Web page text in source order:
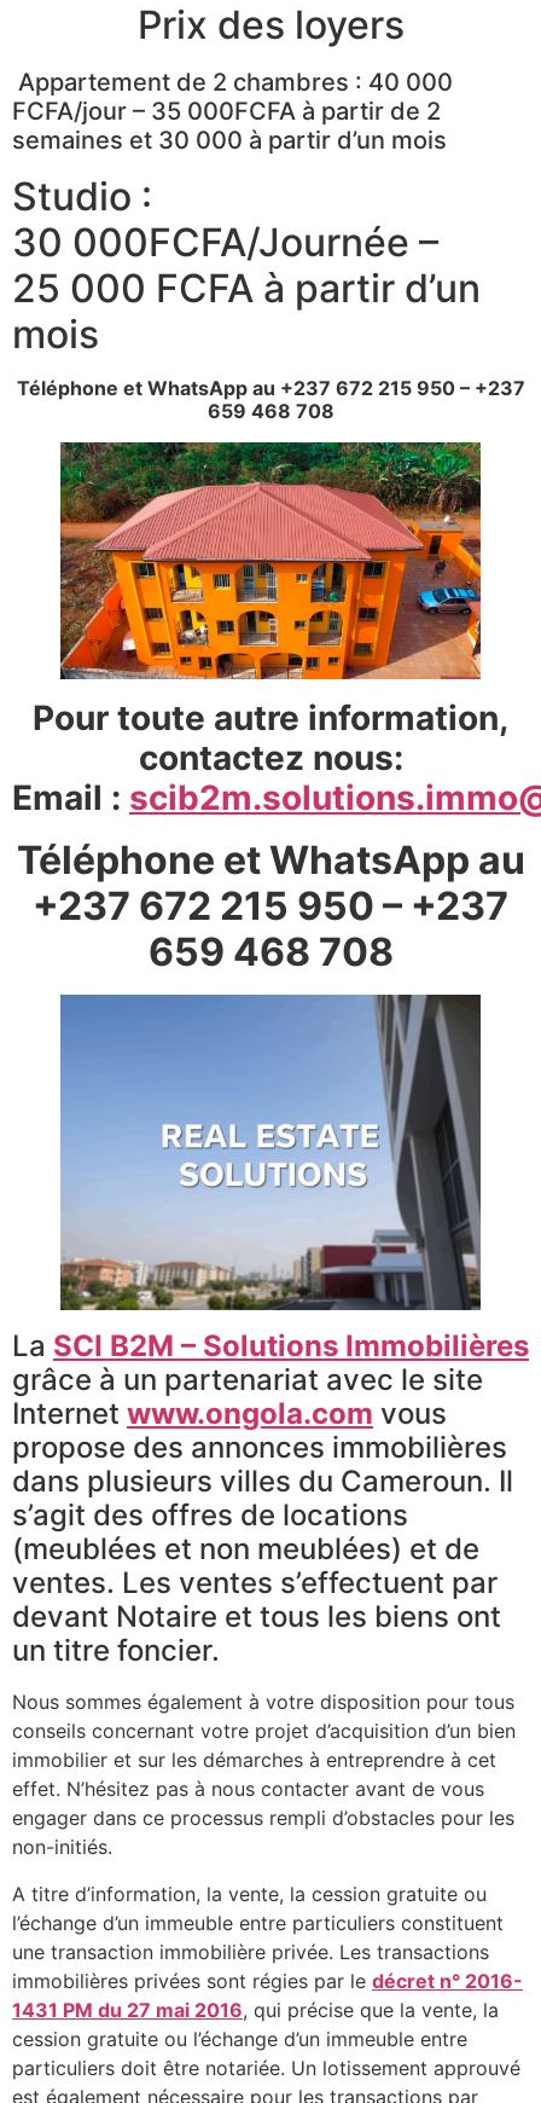
Prix des loyers
Appartement de 2 chambres : 40 000
FCFA/jour – 35 000FCFA à partir de 2
semaines et 30 000 à partir d’un mois
Studio :
30 000FCFA/Journée –
25 000 FCFA à partir d’un
mois
Téléphone et WhatsApp au +237 672 215 950 – +237
659 468 708
Pour toute autre information,
contactez nous:
Email :
Téléphone et WhatsApp au
+237 672 215 950 – +237
659 468 708
La SCI B2M – Solutions Immobilières
grâce à un partenariat avec le site
Internet www.ongola.com vous
propose des annonces immobilières
dans plusieurs villes du Cameroun. Il
s’agit des offres de locations
(meublées et non meublées) et de
ventes. Les ventes s’effectuent par
devant Notaire et tous les biens ont
un titre foncier.
Nous sommes également à votre disposition pour tous
conseils concernant votre projet d’acquisition d’un bien
immobilier et sur les démarches à entreprendre à cet
effet. N’hésitez pas à nous contacter avant de vous
engager dans ce processus rempli d’obstacles pour les
non-initiés.
A titre d’information, la vente, la cession gratuite ou
l’échange d’un immeuble entre particuliers constituent
une transaction immobilière privée. Les transactions
immobilières privées sont régies par le décret n° 2016-
1431 PM du 27 mai 2016, qui précise que la vente, la
cession gratuite ou l’échange d’un immeuble entre
particuliers doit être notariée. Un lotissement approuvé
est également nécessaire pour les transactions par